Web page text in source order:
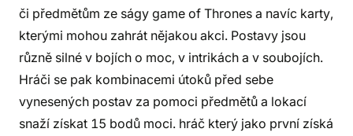
či předmětům ze ságy game of Thrones a navíc karty,
kterými mohou zahrát nějakou akci. Postavy jsou
různě silné v bojích o moc, v intrikách a v soubojích.
Hráči se pak kombinacemi útoků před sebe
vynesených postav za pomoci předmětů a lokací
snaží získat 15 bodů moci. hráč který jako první získá